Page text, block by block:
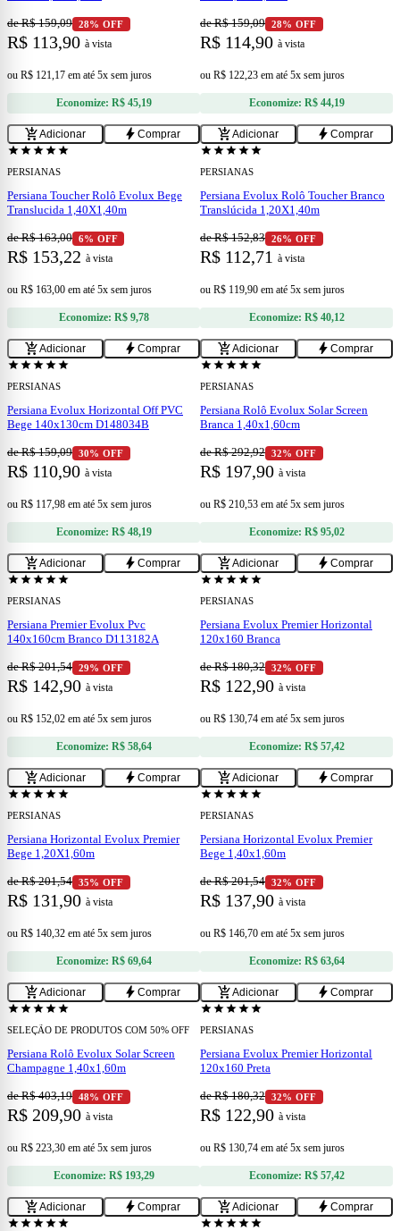
de R$ 159,09 28% OFF
R$ 113,90 à vista
ou R$ 121,17 em até 5x sem juros
Economize: R$ 45,19
add_shopping_cartAdicionar bolt Comprar
de R$ 159,09 28% OFF
R$ 114,90 à vista
ou R$ 122,23 em até 5x sem juros
Economize: R$ 44,19
add_shopping_cartAdicionar bolt Comprar
starstarstarstarstar
PERSIANAS
Persiana Toucher Rolô Evolux Bege
Translucida 1,40X1,40m
de R$ 163,00 6% OFF
R$ 153,22 à vista
ou R$ 163,00 em até 5x sem juros
Economize: R$ 9,78
add_shopping_cartAdicionar bolt Comprar
starstarstarstarstar
PERSIANAS
Persiana Evolux Rolô Toucher Branco
Translúcida 1,20X1,40m
de R$ 152,83 26% OFF
R$ 112,71 à vista
ou R$ 119,90 em até 5x sem juros
Economize: R$ 40,12
add_shopping_cartAdicionar bolt Comprar
starstarstarstarstar
PERSIANAS
Persiana Evolux Horizontal Off PVC
Bege 140x130cm D148034B
de R$ 159,09 30% OFF
R$ 110,90 à vista
ou R$ 117,98 em até 5x sem juros
Economize: R$ 48,19
add_shopping_cartAdicionar bolt Comprar
starstarstarstarstar
PERSIANAS
Persiana Rolô Evolux Solar Screen
Branca 1,40x1,60cm
de R$ 292,92 32% OFF
R$ 197,90 à vista
ou R$ 210,53 em até 5x sem juros
Economize: R$ 95,02
add_shopping_cartAdicionar bolt Comprar
starstarstarstarstar
PERSIANAS
Persiana Premier Evolux Pvc
140x160cm Branco D113182A
de R$ 201,54 29% OFF
R$ 142,90 à vista
ou R$ 152,02 em até 5x sem juros
Economize: R$ 58,64
add_shopping_cartAdicionar bolt Comprar
starstarstarstarstar
PERSIANAS
Persiana Evolux Premier Horizontal
120x160 Branca
de R$ 180,32 32% OFF
R$ 122,90 à vista
ou R$ 130,74 em até 5x sem juros
Economize: R$ 57,42
add_shopping_cartAdicionar bolt Comprar
starstarstarstarstar
PERSIANAS
Persiana Horizontal Evolux Premier
Bege 1,20X1,60m
de R$ 201,54 35% OFF
R$ 131,90 à vista
ou R$ 140,32 em até 5x sem juros
Economize: R$ 69,64
add_shopping_cartAdicionar bolt Comprar
starstarstarstarstar
PERSIANAS
Persiana Horizontal Evolux Premier
Bege 1,40x1,60m
de R$ 201,54 32% OFF
R$ 137,90 à vista
ou R$ 146,70 em até 5x sem juros
Economize: R$ 63,64
add_shopping_cartAdicionar bolt Comprar
starstarstarstarstar
SELEÇÃO DE PRODUTOS COM 50% OFF
Persiana Rolô Evolux Solar Screen
Champagne 1,40x1,60m
de R$ 403,19 48% OFF
R$ 209,90 à vista
ou R$ 223,30 em até 5x sem juros
Economize: R$ 193,29
add_shopping_cartAdicionar bolt Comprar
starstarstarstarstar
PERSIANAS
Persiana Evolux Premier Horizontal
120x160 Preta
de R$ 180,32 32% OFF
R$ 122,90 à vista
ou R$ 130,74 em até 5x sem juros
Economize: R$ 57,42
add_shopping_cartAdicionar bolt Comprar
starstarstarstarstar starstarstarstarstar